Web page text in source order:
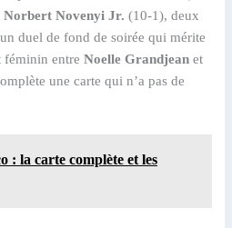
Norbert Novenyi Jr. (10-1), deux
duel de fond de soirée qui mérite
féminin entreNoelle Grandjean et
une carte qui n’a pas de
: la carte complète et les